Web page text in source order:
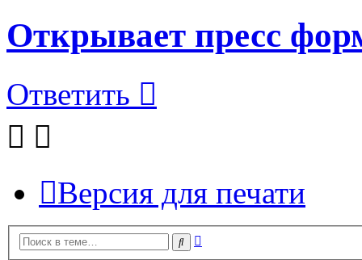
Открывает пресс
Ответить
Версия для печати
Поиск